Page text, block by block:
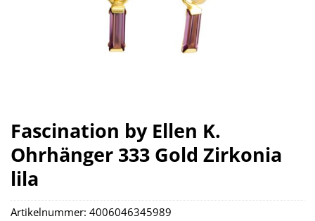
Fascination by Ellen K.
Ohrhänger 333 Gold Zirkonia
lila
Artikelnummer: 4006046345989